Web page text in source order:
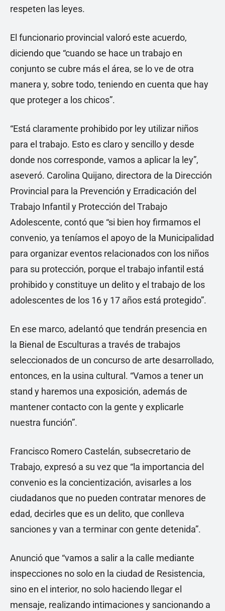
respeten las leyes.
El funcionario provincial valoró este acuerdo,
diciendo que “cuando se hace un trabajo en
conjunto se cubre más el área, se lo ve de otra
manera y, sobre todo, teniendo en cuenta que hay
que proteger a los chicos”.
“Está claramente prohibido por ley utilizar niños
para el trabajo. Esto es claro y sencillo y desde
donde nos corresponde, vamos a aplicar la ley”,
aseveró. Carolina Quijano, directora de la Dirección
Provincial para la Prevención y Erradicación del
Trabajo Infantil y Protección del Trabajo
Adolescente, contó que “si bien hoy firmamos el
convenio, ya teníamos el apoyo de la Municipalidad
para organizar eventos relacionados con los niños
para su protección, porque el trabajo infantil está
prohibido y constituye un delito y el trabajo de los
adolescentes de los 16 y 17 años está protegido”.
En ese marco, adelantó que tendrán presencia en
la Bienal de Esculturas a través de trabajos
seleccionados de un concurso de arte desarrollado,
entonces, en la usina cultural. “Vamos a tener un
stand y haremos una exposición, además de
mantener contacto con la gente y explicarle
nuestra función”.
Francisco Romero Castelán, subsecretario de
Trabajo, expresó a su vez que “la importancia del
convenio es la concientización, avisarles a los
ciudadanos que no pueden contratar menores de
edad, decirles que es un delito, que conlleva
sanciones y van a terminar con gente detenida”.
Anunció que “vamos a salir a la calle mediante
inspecciones no solo en la ciudad de Resistencia,
sino en el interior, no solo haciendo llegar el
mensaje, realizando intimaciones y sancionando a